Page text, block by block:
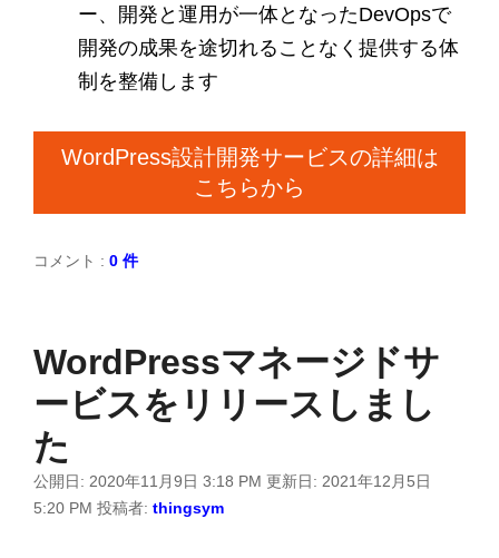
ー、開発と運用が一体となったDevOpsで
開発の成果を途切れることなく提供する体
制を整備します
WordPress設計開発サービスの詳細は
こちらから
コメント : 0 件
WordPressマネージドサ
ービスをリリースしまし
た
公開日: 2020年11月9日 3:18 PM 更新日: 2021年12月5日
5:20 PM 投稿者: thingsym